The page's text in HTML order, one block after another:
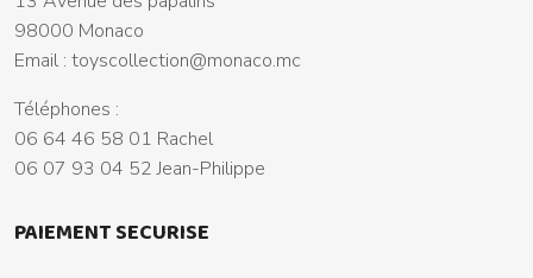
98000 Monaco
Email : toyscollection@monaco.mc
Téléphones :
06 64 46 58 01 Rachel
06 07 93 04 52 Jean-Philippe
PAIEMENT SECURISE